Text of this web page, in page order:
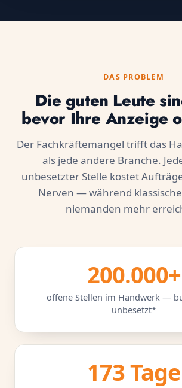
DAS PROBLEM
Die guten Leute
bevor Ihre Anzeige
Der Fachkräftemangel trifft das
als jede andere Branche.
unbesetzter Stelle kostet
Nerven — während
niemanden mehr
200.000+
offene Stellen im Handwerk —
unbesetzt*
173 Tage